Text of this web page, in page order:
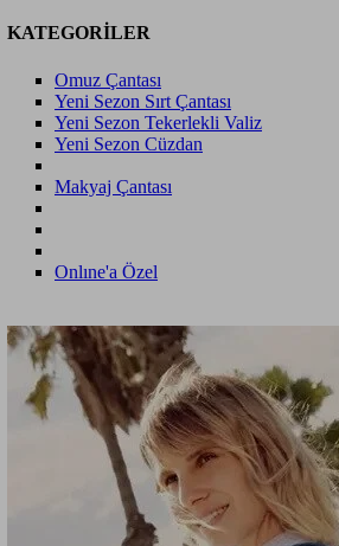
KATEGORİLER
Omuz Çantası
Yeni Sezon Sırt Çantası
Yeni Sezon Tekerlekli Valiz
Yeni Sezon Cüzdan
Makyaj Çantası
Onlıne'a Özel